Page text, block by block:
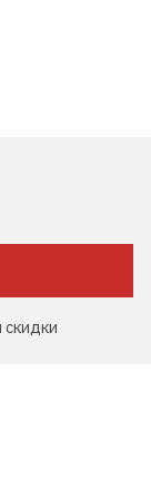
скидки